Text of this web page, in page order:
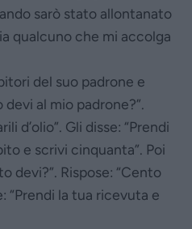
sarò stato allontanato
qualcuno che mi accolga
del suo padrone e
devi al mio padrone?”.
d’olio”. Gli disse: “Prendi
e scrivi cinquanta”. Poi
devi?”. Rispose: “Cento
“Prendi la tua ricevuta e